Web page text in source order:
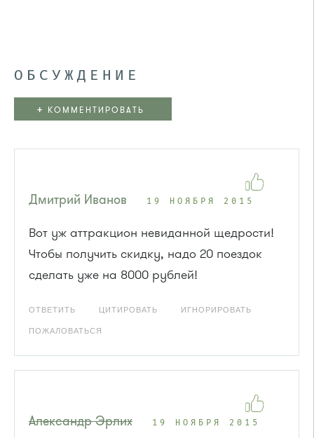
ОБСУЖДЕНИЕ
+ КОММЕНТИРОВАТЬ
Дмитрий Иванов 19 НОЯБРЯ 2015
Вот уж аттракцион невиданной щедрости!
Чтобы получить скидку, надо 20 поездок
сделать уже на 8000 рублей!
ОТВЕТИТЬ ЦИТИРОВАТЬ ИГНОРИРОВАТЬ
ПОЖАЛОВАТЬСЯ
Александр Эрлих 19 НОЯБРЯ 2015